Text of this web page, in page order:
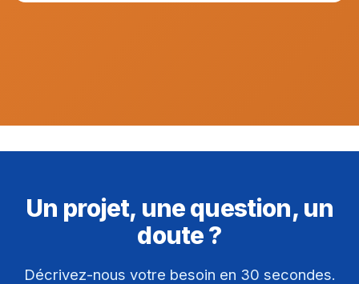
Un projet, une question, un
doute ?
Décrivez-nous votre besoin en 30 secondes.